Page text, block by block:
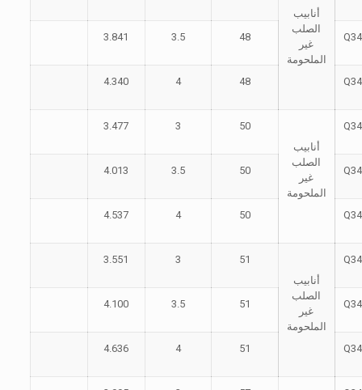
أنابيب
الصلب
غير
الملحومة
48
3.5
3.841
48
4
4.340
أنابيب
الصلب
غير
الملحومة
50
3
3.477
50
3.5
4.013
50
4
4.537
أنابيب
الصلب
غير
الملحومة
51
3
3.551
51
3.5
4.100
51
4
4.636